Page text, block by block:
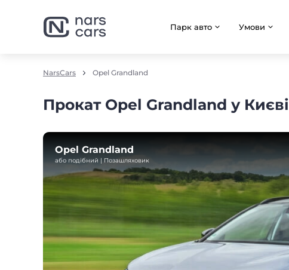
Парк авто Умови
NarsCars Opel Grandland
Прокат Opel Grandland у Києві
Opel Grandland
або подібний | Позашляховик